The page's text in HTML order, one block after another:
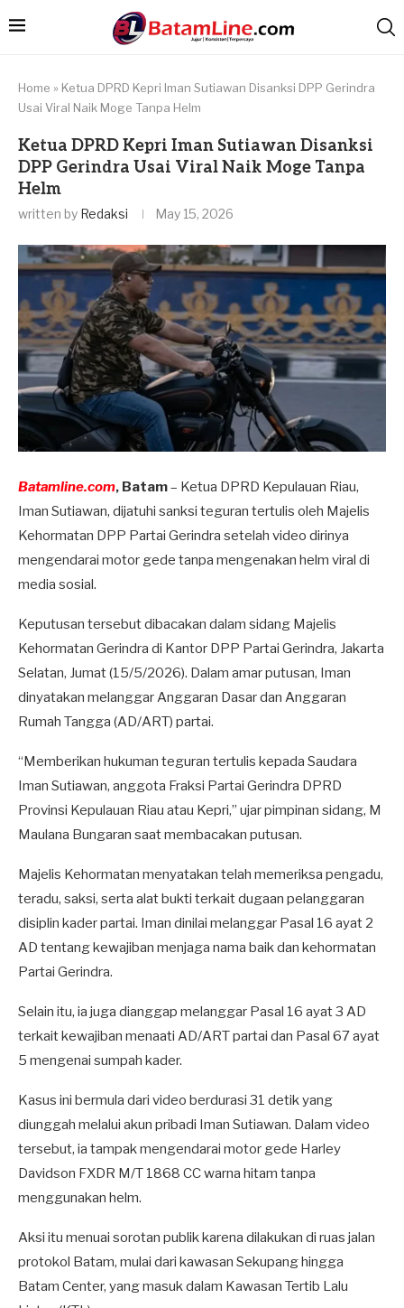
Home » Ketua DPRD Kepri Iman Sutiawan Disanksi DPP Gerindra
Usai Viral Naik Moge Tanpa Helm
Ketua DPRD Kepri Iman Sutiawan Disanksi
DPP Gerindra Usai Viral Naik Moge Tanpa
Helm
written by Redaksi May 15, 2026
Batamline.com, Batam– Ketua DPRD Kepulauan Riau,
Iman Sutiawan, dijatuhi sanksi teguran tertulis oleh Majelis
Kehormatan DPP Partai Gerindra setelah video dirinya
mengendarai motor gede tanpa mengenakan helm viral di
media sosial.
Keputusan tersebut dibacakan dalam sidang Majelis
Kehormatan Gerindra di Kantor DPP Partai Gerindra, Jakarta
Selatan, Jumat (15/5/2026). Dalam amar putusan, Iman
dinyatakan melanggar Anggaran Dasar dan Anggaran
Rumah Tangga (AD/ART) partai.
“Memberikan hukuman teguran tertulis kepada Saudara
Iman Sutiawan, anggota Fraksi Partai Gerindra DPRD
Provinsi Kepulauan Riau atau Kepri,” ujar pimpinan sidang, M
Maulana Bungaran saat membacakan putusan.
Majelis Kehormatan menyatakan telah memeriksa pengadu,
teradu, saksi, serta alat bukti terkait dugaan pelanggaran
disiplin kader partai. Iman dinilai melanggar Pasal 16 ayat 2
AD tentang kewajiban menjaga nama baik dan kehormatan
Partai Gerindra.
Selain itu, ia juga dianggap melanggar Pasal 16 ayat 3 AD
terkait kewajiban menaati AD/ART partai dan Pasal 67 ayat
5 mengenai sumpah kader.
Kasus ini bermula dari video berdurasi 31 detik yang
diunggah melalui akun pribadi Iman Sutiawan. Dalam video
tersebut, ia tampak mengendarai motor gede Harley
Davidson FXDR M/T 1868 CC warna hitam tanpa
menggunakan helm.
Aksi itu menuai sorotan publik karena dilakukan di ruas jalan
protokol Batam, mulai dari kawasan Sekupang hingga
Batam Center, yang masuk dalam Kawasan Tertib Lalu